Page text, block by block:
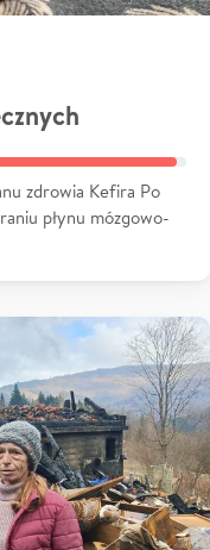
zdrowia Kefira Po
płynu mózgowo-